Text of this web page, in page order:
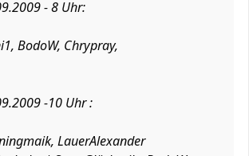
- 8 Uhr:
BodoW, Chrypray,
-10 Uhr :
LauerAlexander